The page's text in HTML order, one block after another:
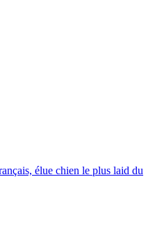
élue chien le plus laid du